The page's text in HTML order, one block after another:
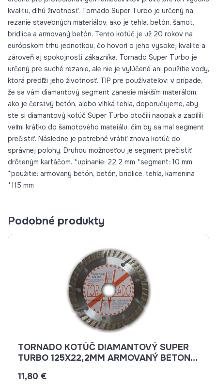
kvalitu, dlhú životnosť. Tornado Super Turbo je určený na
rezanie stavebných materiálov, ako je tehla, betón, šamot,
bridlica a armovaný betón. Tento kotúč je už 20 rokov na
európskom trhu jednotkou, čo hovorí o jeho vysokej kvalite a
zároveň aj spokojnosti zákazníka. Tornado Super Turbo je
určený pre suché rezanie, ale nie je vylúčené ani použitie vody,
ktorá predľži jeho životnosť. TIP pre používateľov: v prípade,
že sa vám diamantový segment zanesie mäkším materálom,
ako je čerstvý betón, alebo vlhká tehla, doporučujeme, aby
ste si diamantový kotúč Super Turbo otočili naopak a zapílili
veľmi krátko do šamotového mateiálu, čím by sa mal segment
prečistiť. Následne je potrebné vrátiť znova kotúč do
správnej polohy. Druhou možnosťou je segment prečistiť
drôteným kartáčom. *upínanie: 22,2 mm *segment: 10 mm
*použitie: armovaný betón, betón, bridlice, tehla, kamenina
*115 mm
Podobné produkty
TORNADO KOTÚČ DIAMANTOVÝ SUPER
TURBO 125X22,2MM ARMOVANÝ BETON,
11,80 €